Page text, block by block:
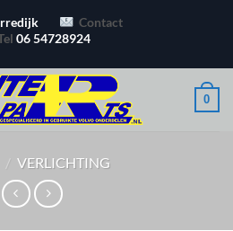
Contact
06 54728924
0
/ VERLICHTING